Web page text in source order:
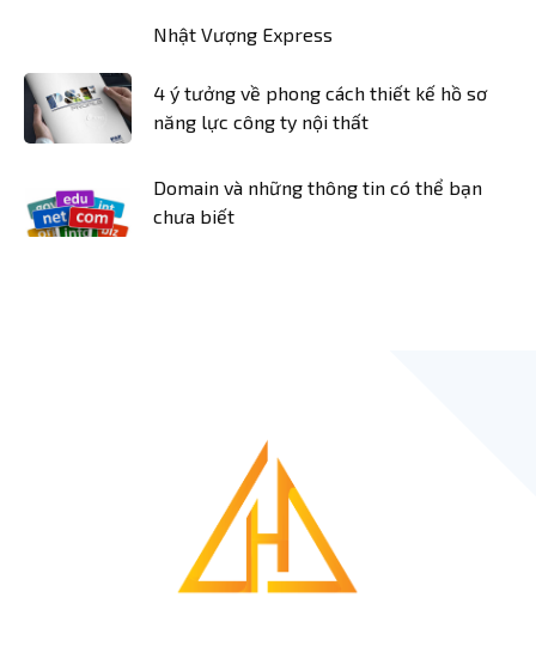
Nhật Vượng Express
4 ý tưởng về phong cách thiết kế hồ sơ
năng lực công ty nội thất
Domain và những thông tin có thể bạn
chưa biết